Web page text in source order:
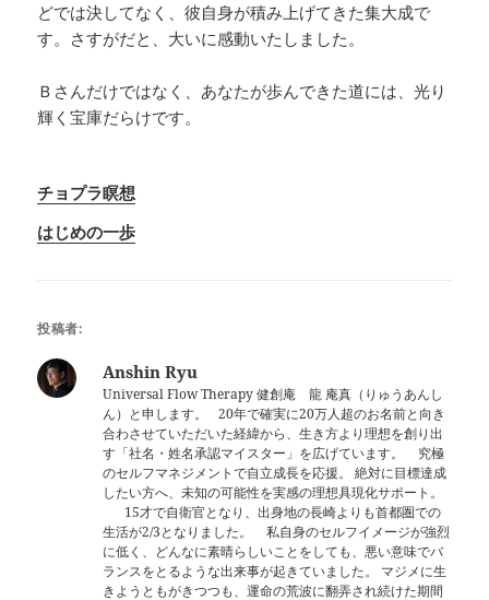
どでは決してなく、彼自身が積み上げてきた集大成で
す。さすがだと、大いに感動いたしました。
Ｂさんだけではなく、あなたが歩んできた道には、光り
輝く宝庫だらけです。
チョプラ瞑想
はじめの一歩
投稿者:
Anshin Ryu
Universal Flow Therapy 健創庵 龍 庵真（りゅうあんし
ん）と申します。 20年で確実に20万人超のお名前と向き
合わさせていただいた経緯から、生き方より理想を創り出
す「社名・姓名承認マイスター」を広げています。 究極
のセルフマネジメントで自立成長を応援。 絶対に目標達成
したい方へ、未知の可能性を実感の理想具現化サポート。
15才で自衛官となり、出身地の長崎よりも首都圏での
生活が2/3となりました。 私自身のセルフイメージが強烈
に低く、どんなに素晴らしいことをしても、悪い意味でバ
ランスをとるような出来事が起きていました。 マジメに生
きようともがきつつも、運命の荒波に翻弄され続けた期間